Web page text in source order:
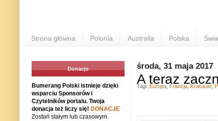
Strona główna Polonia Australia Polska
środa, 31 maja 2017
A teraz
Tagi: Europa Francja Krakauer,
Donacje
Bumerang Polski istnieje dzięki
wsparciu Sponsorów i
Czytelników portalu. Twoja
donacja też liczy się! DONACJE
Zostań stałym lub czasowym